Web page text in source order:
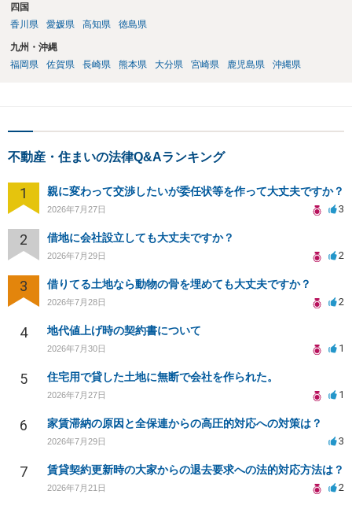
四国
香川県
愛媛県 高知県 徳島県
九州・沖縄
福岡県
佐賀県 長崎県 熊本県 大分県 宮崎県 鹿児島県 沖縄県
不動産・住まいの法律Q&Aランキング
1 親に変わって交渉したいが委任状等を作って大丈夫ですか？
2026年7月27日 3
2 借地に会社設立しても大丈夫ですか？
2026年7月29日 2
3 借りてる土地なら動物の骨を埋めても大丈夫ですか？
2026年7月28日 2
4 地代値上げ時の契約書について
2026年7月30日 1
5 住宅用で貸した土地に無断で会社を作られた。
2026年7月27日 1
6 家賃滞納の原因と全保連からの高圧的対応への対策は？
2026年7月29日 3
7 賃貸契約更新時の大家からの退去要求への法的対応方法は？
2026年7月21日 2